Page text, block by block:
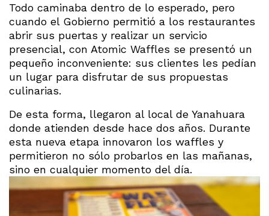
Todo caminaba dentro de lo esperado, pero
cuando el Gobierno permitió a los restaurantes
abrir sus puertas y realizar un servicio
presencial, con Atomic Waffles se presentó un
pequeño inconveniente: sus clientes les pedían
un lugar para disfrutar de sus propuestas
culinarias.
De esta forma, llegaron al local de Yanahuara
donde atienden desde hace dos años. Durante
esta nueva etapa innovaron los waffles y
permitieron no sólo probarlos en las mañanas,
sino en cualquier momento del día.